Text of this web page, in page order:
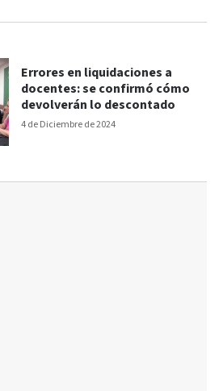
4 de Diciembre de 2024
Errores en liquidaciones a
docentes: se confirmó cómo
devolverán lo descontado